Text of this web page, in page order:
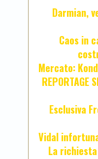
Darmian,
Caos in
Mercato:
Esclusiva
Vidal
La